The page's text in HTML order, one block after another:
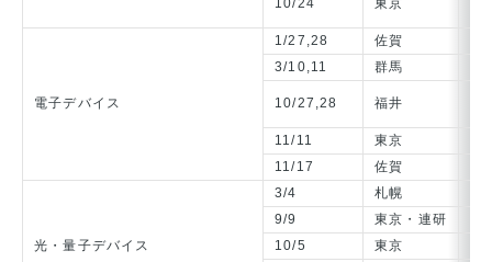
10/24 東京
電子デバイス
1/27,28 佐賀
3/10,11
群馬
10/27,28 福井
11/11
東京
11/17
佐賀
光・量子デバイス
3/4 札幌
9/9
東京・連研
10/5
東京